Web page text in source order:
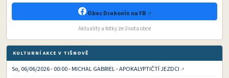
Obec Drahonín na FB
Aktuality a fotky ze života obce
KULTURNÍ AKCE V TIŠNOVĚ
So, 06/06/2026 - 00:00 - MICHAL GABRIEL - APOKALYPTIČTÍ JEZDCI